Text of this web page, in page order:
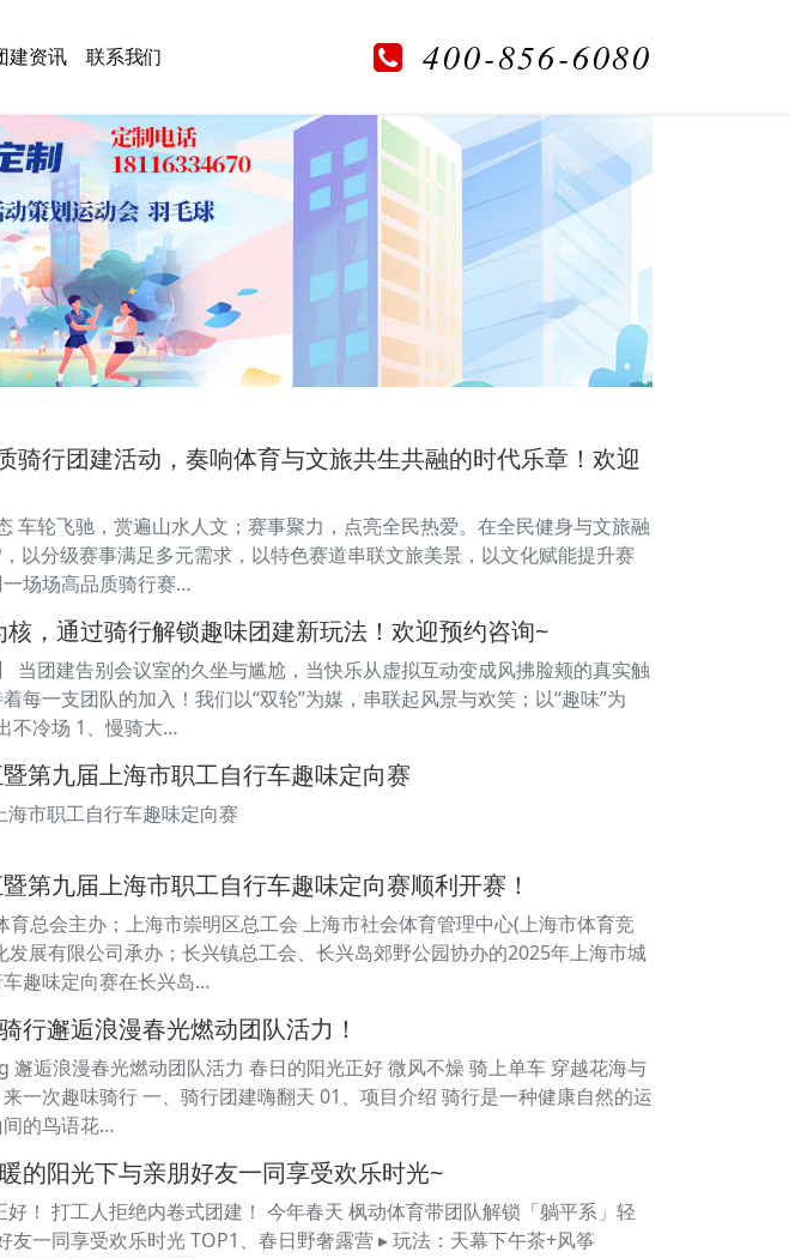
建资讯 联系我们 400-856-6080
行团建活动，奏响体育与文旅共生共融的时代乐章！欢迎
车轮飞驰，赏遍山水人文；赛事聚力，点亮全民热爱。在全民健身与文旅融
以分级赛事满足多元需求，以特色赛道串联文旅美景，以文化赋能提升赛
场场高品质骑行赛…
核，通过骑行解锁趣味团建新玩法！欢迎预约咨询~
当团建告别会议室的久坐与尴尬，当快乐从虚拟互动变成风拂脸颊的真实触
每一支团队的加入！我们以“双轮”为媒，串联起风景与欢笑；以“趣味”为
不冷场 1、慢骑大…
第九届上海市职工自行车趣味定向赛
市职工自行车趣味定向赛
第九届上海市职工自行车趣味定向赛顺利开赛！
总会主办；上海市崇明区总工会 上海市社会体育管理中心(上海市体育竞
展有限公司承办；长兴镇总工会、长兴岛郊野公园协办的2025年上海市城
趣味定向赛在长兴岛…
行邂逅浪漫春光燃动团队活力！
逅浪漫春光燃动团队活力 春日的阳光正好 微风不燥 骑上单车 穿越花海与
一次趣味骑行 一、骑行团建嗨翻天 01、项目介绍 骑行是一种健康自然的运
的鸟语花…
的阳光下与亲朋好友一同享受欢乐时光~
！ 打工人拒绝内卷式团建！ 今年春天 枫动体育带团队解锁「躺平系」轻
友一同享受欢乐时光 TOP1、春日野奢露营 ▸ 玩法：天幕下午茶+风筝